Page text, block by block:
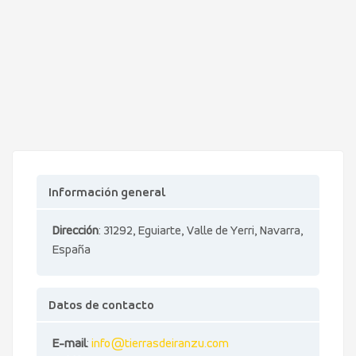
Información general
Dirección: 31292, Eguiarte, Valle de Yerri, Navarra,
España
Datos de contacto
E-mail: info@tierrasdeiranzu.com